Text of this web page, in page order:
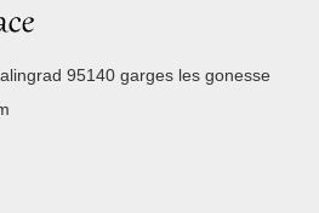
95140 garges les gonesse